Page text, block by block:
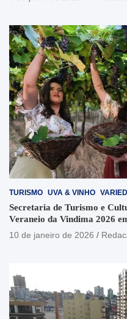
TURISMO UVA & VINHO
Secretaria de Turismo e
Veraneio da Vindima 2026
10 de janeiro de 2026